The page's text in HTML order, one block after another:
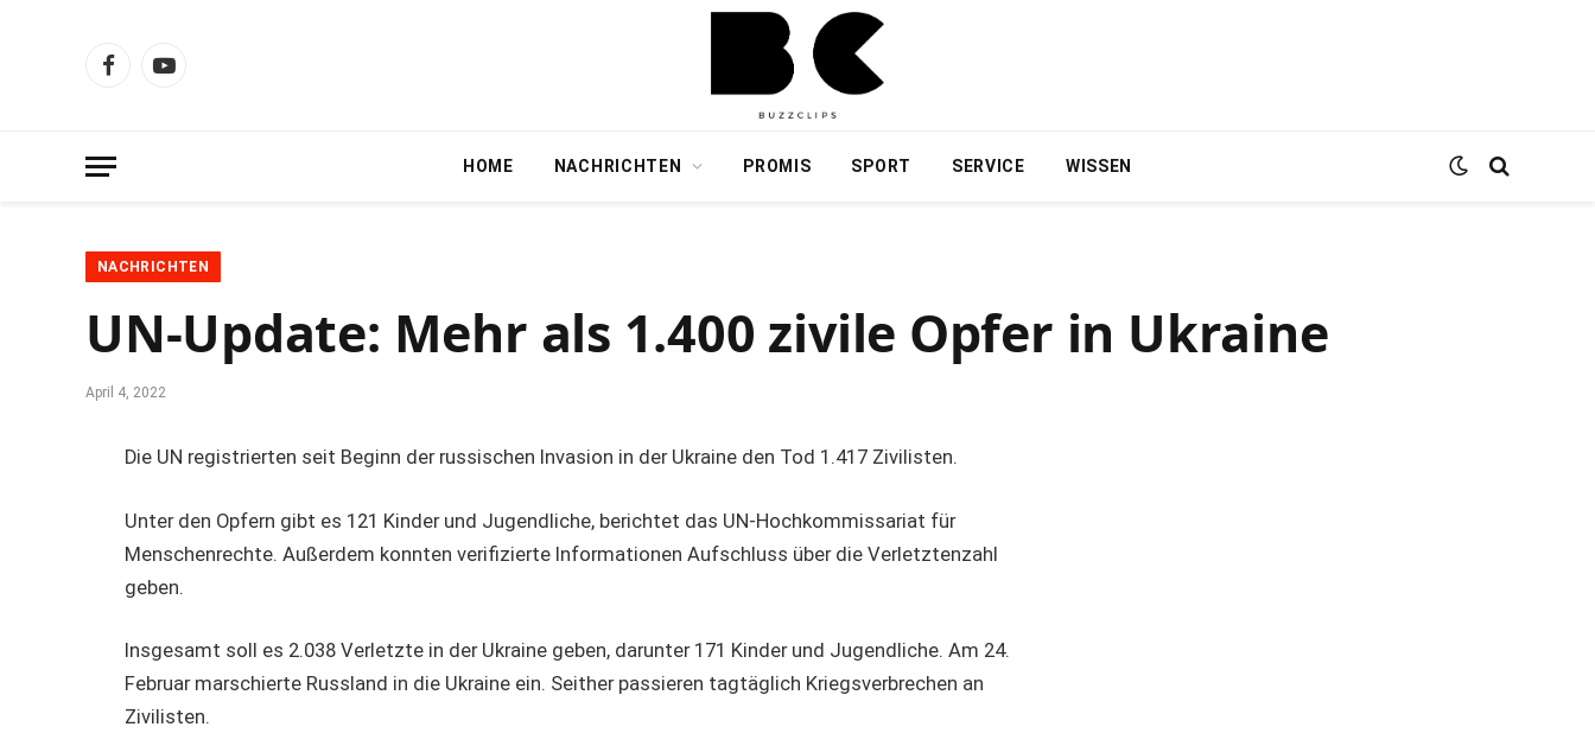
FacebookYouTube
HOME NACHRICHTEN PROMIS SPORT SERVICE WISSEN
NACHRICHTEN
UN-Update: Mehr als 1.400 zivile Opfer in Ukraine
April 4, 2022
Die UN registrierten seit Beginn der russischen Invasion in der Ukraine den Tod 1.417 Zivilisten.
Unter den Opfern gibt es 121 Kinder und Jugendliche, berichtet das UN-Hochkommissariat für
Menschenrechte. Außerdem konnten verifizierte Informationen Aufschluss über die Verletztenzahl
geben.
Insgesamt soll es 2.038 Verletzte in der Ukraine geben, darunter 171 Kinder und Jugendliche. Am 24.
Februar marschierte Russland in die Ukraine ein. Seither passieren tagtäglich Kriegsverbrechen an
Zivilisten.